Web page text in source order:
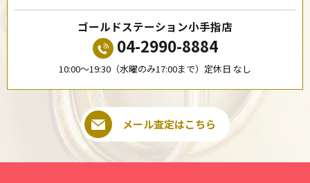
ゴールドステーション小手指店
04-2990-8884
10:00〜19:30（水曜のみ17:00まで）定休日 なし
メール査定はこちら